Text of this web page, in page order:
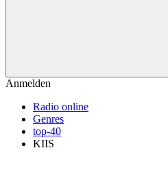
Anmelden
Radio online
Genres
top-40
KIIS